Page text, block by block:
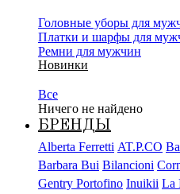
Головные уборы для
Платки и шарфы для
Ремни для мужчин
Новинки
Все
Ничего не найдено
БРЕНДЫ
Alberta Ferretti AT.P.CO
Barbara Bui Bilancioni
Gentry Portofino Inuikii La